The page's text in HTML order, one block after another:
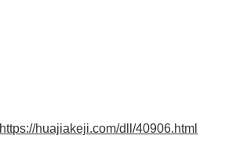
https://huajiakeji.com/dll/40906.html